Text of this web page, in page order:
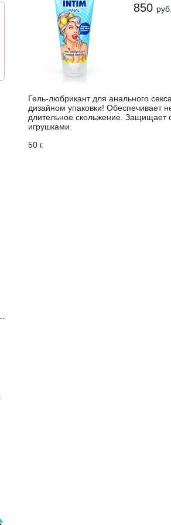
850 руб.
Гель-любрикант для анального
дизайном упаковки! Обеспечивает
длительное скольжение. Защищает
игрушками.
50 г.